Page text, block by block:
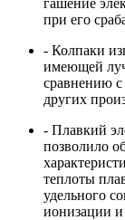
при его
- Колпаки
имеющей
сравнению
других
- Плавкий
позволило
теплоты
удельного
ионизации и